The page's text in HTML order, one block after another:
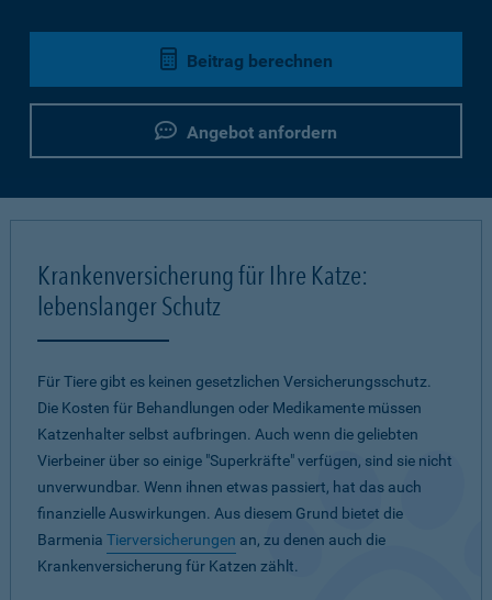
Beitrag berechnen
Angebot anfordern
Krankenversicherung für Ihre Katze:
lebenslanger Schutz
Für Tiere gibt es keinen gesetzlichen Versicherungsschutz.
Die Kosten für Behandlungen oder Medikamente müssen
Katzenhalter selbst aufbringen. Auch wenn die geliebten
Vierbeiner über so einige "Superkräfte" verfügen, sind sie nicht
unverwundbar. Wenn ihnen etwas passiert, hat das auch
finanzielle Auswirkungen. Aus diesem Grund bietet die
Barmenia Tierversicherungen an, zu denen auch die
Krankenversicherung für Katzen zählt.